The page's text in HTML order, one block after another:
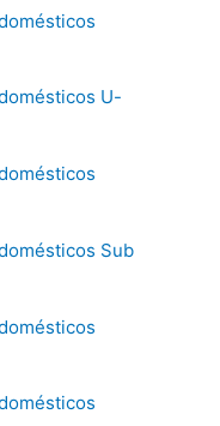
U-
Sub